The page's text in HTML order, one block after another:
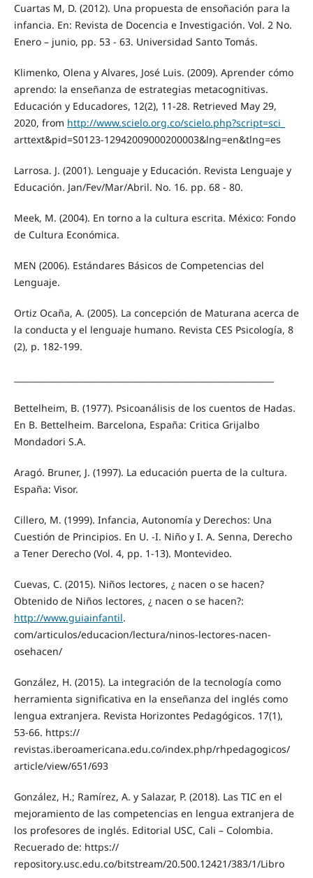
Cuartas M, D. (2012). Una propuesta de ensoñación para la
infancia. En: Revista de Docencia e Investigación. Vol. 2 No.
Enero – junio, pp. 53 - 63. Universidad Santo Tomás.
Klimenko, Olena y Alvares, José Luis. (2009). Aprender cómo
aprendo: la enseñanza de estrategias metacognitivas.
Educación y Educadores, 12(2), 11-28. Retrieved May 29,
2020, from http://www.scielo.org.co/scielo.php?script=sci_
arttext&pid=S0123-12942009000200003&lng=en&tlng=es
Larrosa. J. (2001). Lenguaje y Educación. Revista Lenguaje y
Educación. Jan/Fev/Mar/Abril. No. 16. pp. 68 - 80.
Meek, M. (2004). En torno a la cultura escrita. México: Fondo
de Cultura Económica.
MEN (2006). Estándares Básicos de Competencias del
Lenguaje.
Ortiz Ocaña, A. (2005). La concepción de Maturana acerca de
la conducta y el lenguaje humano. Revista CES Psicología, 8
(2), p. 182-199.
Bettelheim, B. (1977). Psicoanálisis de los cuentos de Hadas.
En B. Bettelheim. Barcelona, España: Critica Grijalbo
Mondadori S.A.
Aragó. Bruner, J. (1997). La educación puerta de la cultura.
España: Visor.
Cillero, M. (1999). Infancia, Autonomía y Derechos: Una
Cuestión de Principios. En U. -I. Niño y I. A. Senna, Derecho
a Tener Derecho (Vol. 4, pp. 1-13). Montevideo.
Cuevas, C. (2015). Niños lectores, ¿ nacen o se hacen?
Obtenido de Niños lectores, ¿ nacen o se hacen?:
http://www.guiainfantil.
com/articulos/educacion/lectura/ninos-lectores-nacen-
osehacen/
González, H. (2015). La integración de la tecnología como
herramienta significativa en la enseñanza del inglés como
lengua extranjera. Revista Horizontes Pedagógicos. 17(1),
53-66. https://
revistas.iberoamericana.edu.co/index.php/rhpedagogicos/
article/view/651/693
González, H.; Ramírez, A. y Salazar, P. (2018). Las TIC en el
mejoramiento de las competencias en lengua extranjera de
los profesores de inglés. Editorial USC, Cali – Colombia.
Recuerado de: https://
repository.usc.edu.co/bitstream/20.500.12421/383/1/Libro